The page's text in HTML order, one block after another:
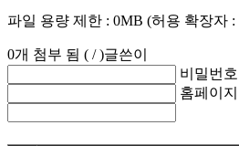
파일 용량 제한 : 0MB (허용 확장자 :
0개 첨부 됨 ( /)글쓴이
비밀번호
홈페이지